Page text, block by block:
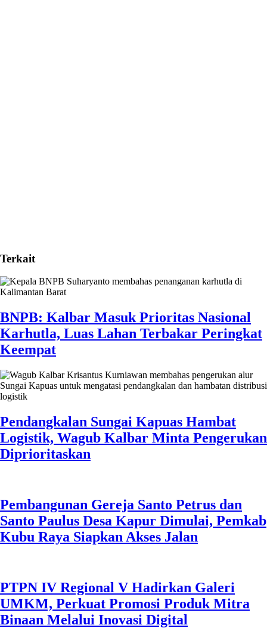
Terkait
BNPB: Kalbar Masuk Prioritas Nasional
Karhutla, Luas Lahan Terbakar Peringkat
Keempat
Pendangkalan Sungai Kapuas Hambat
Logistik, Wagub Kalbar Minta Pengerukan
Diprioritaskan
Pembangunan Gereja Santo Petrus dan
Santo Paulus Desa Kapur Dimulai, Pemkab
Kubu Raya Siapkan Akses Jalan
PTPN IV Regional V Hadirkan Galeri
UMKM, Perkuat Promosi Produk Mitra
Binaan Melalui Inovasi Digital